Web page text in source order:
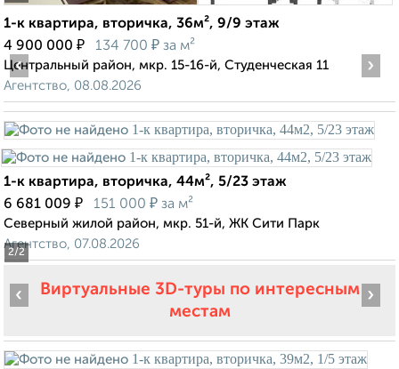
1-к квартира, вторичка, 36м², 9/9 этаж
4 900 000 ₽ 134 700 ₽ за м²
Центральный район, мкр. 15-16-й, Студенческая 11
Агентство, 08.08.2026
2/2
‹ ›
1-к квартира, вторичка, 44м², 5/23 этаж
6 681 009 ₽ 151 000 ₽ за м²
Северный жилой район, мкр. 51-й, ЖК Сити Парк
Агентство, 07.08.2026
Виртуальные 3D-туры по интересным
местам
‹ ›